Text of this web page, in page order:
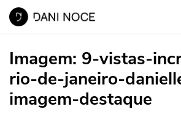
Imagem: 9-vistas-
rio-de-janeiro-
imagem-destaque